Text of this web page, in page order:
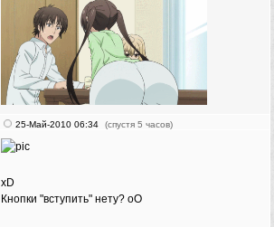
25-Май-2010 06:34 (спустя 5 часов)
xD
Кнопки "вступить" нету? оО